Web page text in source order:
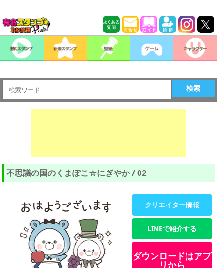
検索
不思議の国のくまぽこ☆にぎやか / 02
クリエイター情報
LINEで紹介する
ダウンロードはアプ
リから